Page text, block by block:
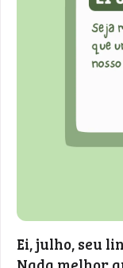
Ei, julho, seu